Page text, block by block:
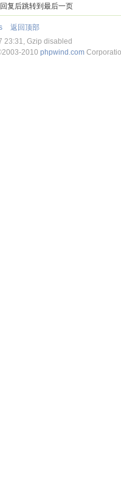
回复后跳转到最后一页
返回顶部
23:31, Gzip disabled
2010 phpwind.com